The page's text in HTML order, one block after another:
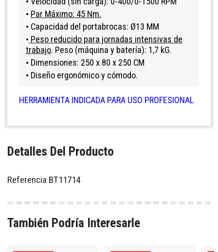
• Par Máximo: 45 Nm.
• Capacidad del portabrocas: Ø13 MM
• Peso reducido para jornadas intensivas de
trabajo. Peso (máquina y batería): 1,7 kG.
• Dimensiones: 250 x 80 x 250 CM
• Diseño ergonómico y cómodo.
HERRAMIENTA INDICADA PARA USO PROFESIONAL
Detalles Del Producto
Referencia BT11714
También Podría Interesarle